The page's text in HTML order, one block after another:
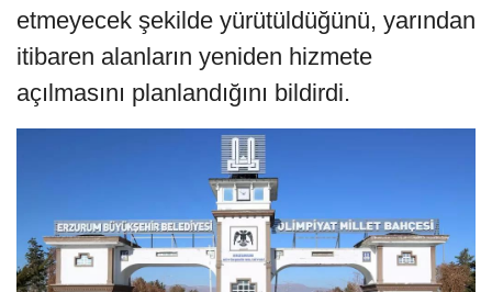
etmeyecek şekilde yürütüldüğünü, yarından
itibaren alanların yeniden hizmete
açılmasını planlandığını bildirdi.